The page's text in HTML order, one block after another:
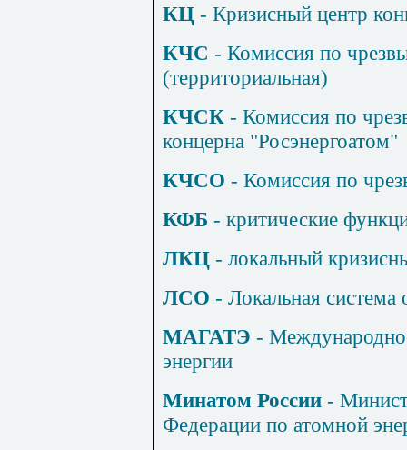
КЦ - Кризисный центр
КЧС - Комиссия по
(территориальная)
КЧСК - Комиссия по
концерна "Росэнергоатом"
КЧСО - Комиссия по
КФБ - критические
ЛКЦ - локальный
ЛСО - Локальная
МАГАТЭ -
энергии
Минатом России -
Федерации по атомной